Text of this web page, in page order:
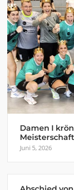
Damen I
Juni 5, 2026